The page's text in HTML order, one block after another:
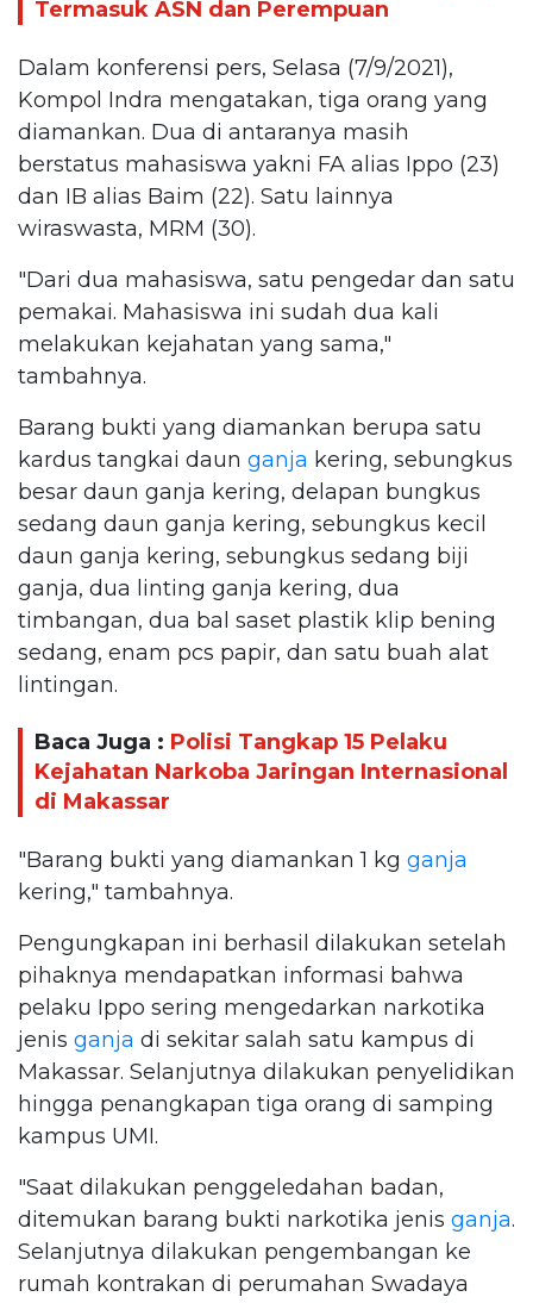
Termasuk ASN dan Perempuan
Dalam konferensi pers, Selasa (7/9/2021),
Kompol Indra mengatakan, tiga orang yang
diamankan. Dua di antaranya masih
berstatus mahasiswa yakni FA alias Ippo (23)
dan IB alias Baim (22). Satu lainnya
wiraswasta, MRM (30).
"Dari dua mahasiswa, satu pengedar dan satu
pemakai. Mahasiswa ini sudah dua kali
melakukan kejahatan yang sama,"
tambahnya.
Barang bukti yang diamankan berupa satu
kardus tangkai daun ganja kering, sebungkus
besar daun ganja kering, delapan bungkus
sedang daun ganja kering, sebungkus kecil
daun ganja kering, sebungkus sedang biji
ganja, dua linting ganja kering, dua
timbangan, dua bal saset plastik klip bening
sedang, enam pcs papir, dan satu buah alat
lintingan.
Baca Juga : Polisi Tangkap 15 Pelaku
Kejahatan Narkoba Jaringan Internasional
di Makassar
"Barang bukti yang diamankan 1 kg ganja
kering," tambahnya.
Pengungkapan ini berhasil dilakukan setelah
pihaknya mendapatkan informasi bahwa
pelaku Ippo sering mengedarkan narkotika
jenis ganja di sekitar salah satu kampus di
Makassar. Selanjutnya dilakukan penyelidikan
hingga penangkapan tiga orang di samping
kampus UMI.
"Saat dilakukan penggeledahan badan,
ditemukan barang bukti narkotika jenis ganja.
Selanjutnya dilakukan pengembangan ke
rumah kontrakan di perumahan Swadaya